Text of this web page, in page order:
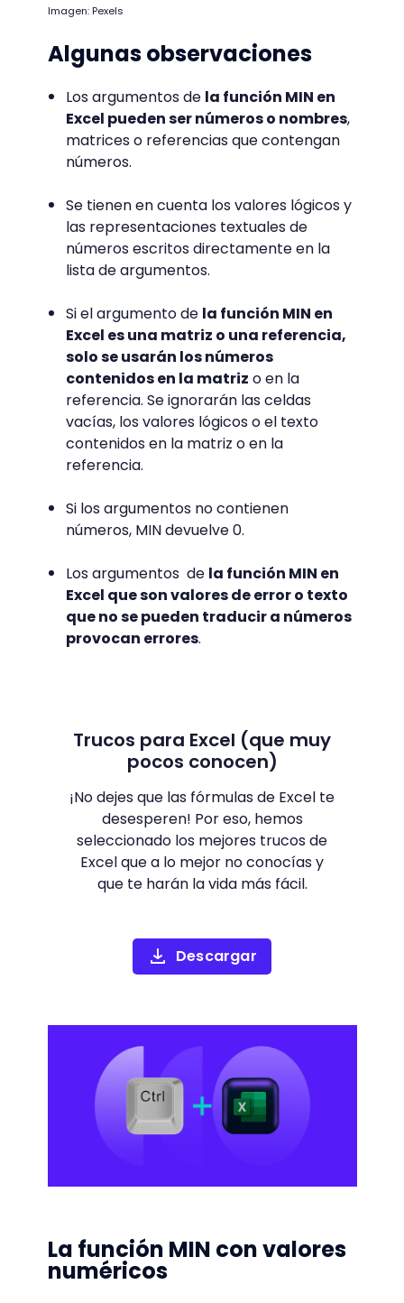
Imagen: Pexels
Algunas observaciones
Los argumentos de la función MIN en
Excel pueden ser números o nombres,
matrices o referencias que contengan
números.
Se tienen en cuenta los valores lógicos y
las representaciones textuales de
números escritos directamente en la
lista de argumentos.
Si el argumento de la función MIN en
Excel es una matriz o una referencia,
solo se usarán los números
contenidos en la matriz o en la
referencia. Se ignorarán las celdas
vacías, los valores lógicos o el texto
contenidos en la matriz o en la
referencia.
Si los argumentos no contienen
números, MIN devuelve 0.
Los argumentos de la función MIN en
Excel que son valores de error o texto
que no se pueden traducir a números
provocan errores.
Trucos para Excel (que muy
pocos conocen)
¡No dejes que las fórmulas de Excel te
desesperen! Por eso, hemos
seleccionado los mejores trucos de
Excel que a lo mejor no conocías y
que te harán la vida más fácil.
Descargar
La función MIN con valores
numéricos